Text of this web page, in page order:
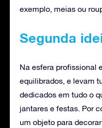
exemplo, meias ou
Segunda
Na esfera profissional
equilibrados, e levam
dedicados em tudo o
jantares e festas. Por
um objeto para